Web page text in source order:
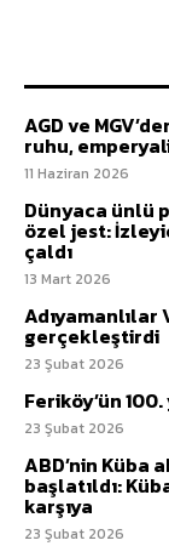
AGD ve
ruhu,
11 Haziran 2026
Dünyaca ünlü
özel jest:
çaldı
13 Mart 2026
Adıyamanlılar
gerçekleştirdi
23 Şubat 2026
Feriköy’ün
23 Şubat 2026
ABD’nin Küba
başlatıldı:
karşıya
23 Şubat 2026